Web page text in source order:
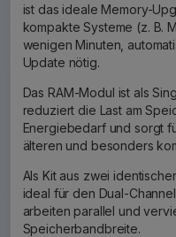
ist das ideale Memory-
kompakte Systeme (z. B.
wenigen Minuten,
Update nötig.
Das RAM-Modul ist als
reduziert die Last am
Energiebedarf und sorgt
älteren und besonders
Als Kit aus zwei
ideal für den Dual-
arbeiten parallel und
Speicherbandbreite.